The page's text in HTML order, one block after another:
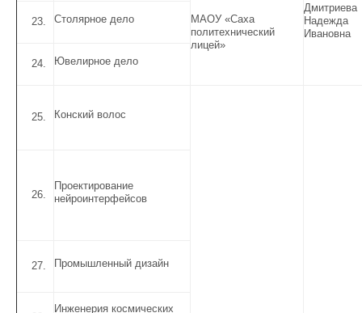
МАОУ «Саха
политехнический
лицей»
Дмитриева
Надежда
Ивановна
Столярное дело
Ювелирное дело
Конский волос
Проектирование
нейроинтерфейсов
Промышленный дизайн
Инженерия космических